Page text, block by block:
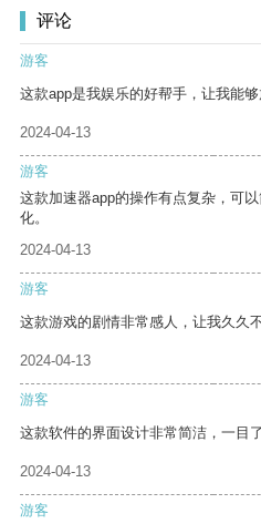
评论
游客
这款app是我娱乐的好帮手，让我能够
2024-04-13
游客
这款加速器app的操作有点复杂，可
化。
2024-04-13
游客
这款游戏的剧情非常感人，让我久久
2024-04-13
游客
这款软件的界面设计非常简洁，一目了
2024-04-13
游客